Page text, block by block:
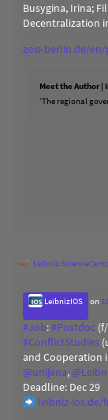
Busygina, Irina;
Decentralization
zois-berlin.de/
Meet the Author |
‘The regional
Leibniz
LeibnizIOS on
#Job:#Postdoc
#ConflictStudies
and Cooperation
@unijena, @
Deadline: Dec 29
leibniz-ios.de/